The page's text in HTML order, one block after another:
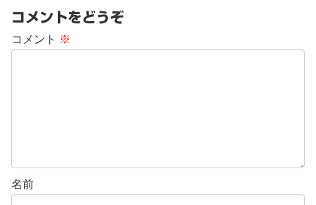
コメントをどうぞ
コメント ※
名前